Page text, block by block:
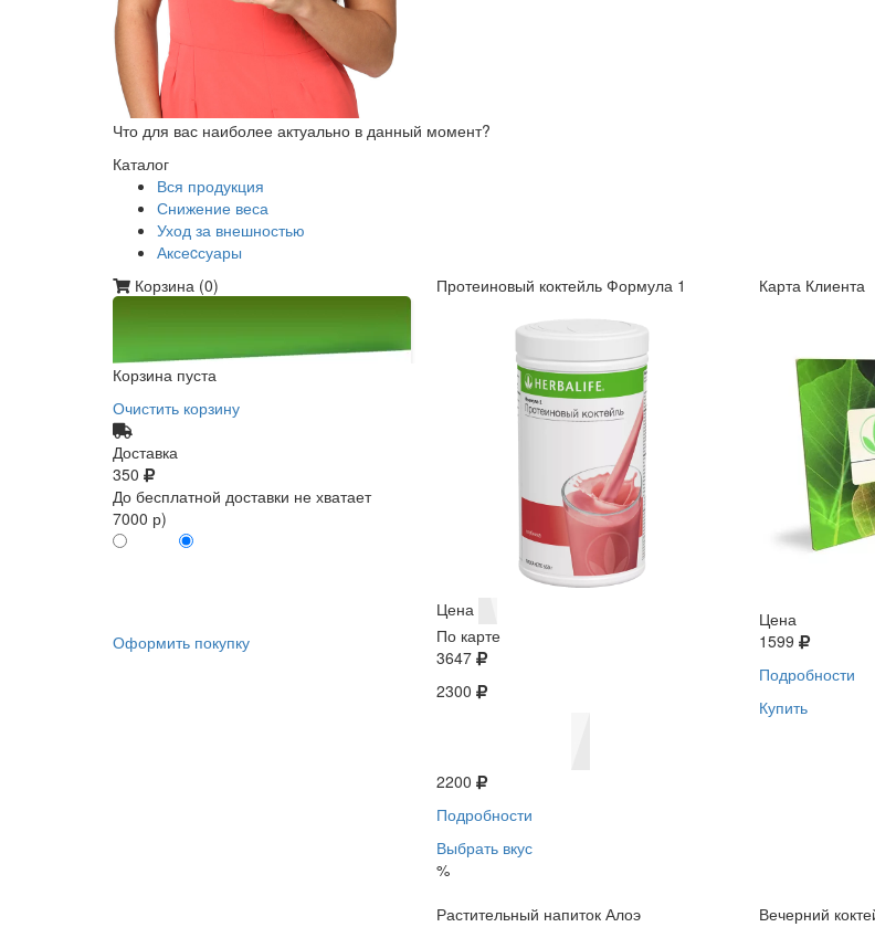
Что для вас наиболее актуально в данный момент?
Каталог
Вся продукция
Снижение веса
Уход за внешностью
Аксеcсуары
Корзина (0)
Корзина пуста
Очистить корзину
Доставка
350
До бесплатной доставки не хватает
7000 р)
Оформить покупку
Протеиновый коктейль Формула 1
Цена
По карте
3647
2300
2200
Подробности
Выбрать вкус
%
Карта Клиента
Цена
1599
Подробности
Купить
Растительный напиток Алоэ
Вечерний